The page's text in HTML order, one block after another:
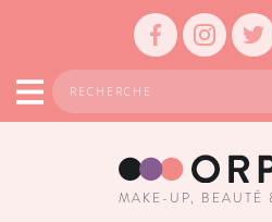
MAKE-UP, BEAUTÉ